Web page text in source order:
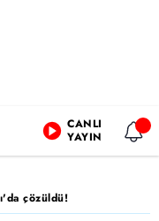
CANLI
YAYIN
çözüldü!